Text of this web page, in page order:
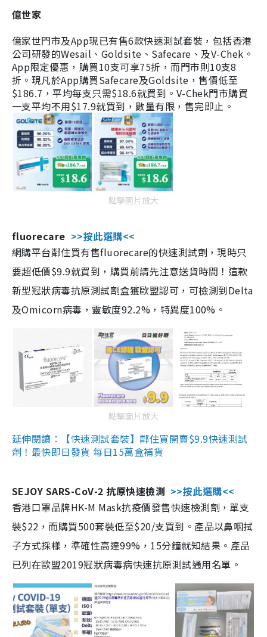
億世家
億家世門市及App現已有售6款快速測試套裝，包括香港
公司研發的Wesail、Goldsite、Safecare、及V-Chek。
App限定優惠，購買10支可享75折，而門市則10支8
折。現凡於App購買Safecare及Goldsite，售價低至
$186.7，平均每支只需$18.6就買到。V-Chek門市購買
一支平均不用$17.9就買到，數量有限，售完即止。
點擊圖片放大
fluorecare >>按此選購<<
網購平台鄰住買有售fluorecare的快速測試劑，現時只
要超低價$9.9就買到，購買前請先注意送貨時間！這款
新型冠狀病毒抗原測試劑盒獲歐盟認可，可檢測到Delta
及Omicorn病毒，靈敏度92.2%，特異度100%。
點擊圖片放大
延伸閱讀：【快速測試套裝】鄰住買開賣$9.9快速測試
劑！最快即日發貨 每日15萬盒補貨
SEJOY SARS-CoV-2 抗原快速檢測 >>按此選購<<
香港口罩品牌HK-M Mask抗疫價發售快速檢測劑，單支
裝$22，而購買500套裝低至$20/支買到。產品以鼻咽拭
子方式採樣，準確性高達99%，15分鐘就知結果。產品
已列在歐盟2019冠狀病毒病快速抗原測試通用名單。